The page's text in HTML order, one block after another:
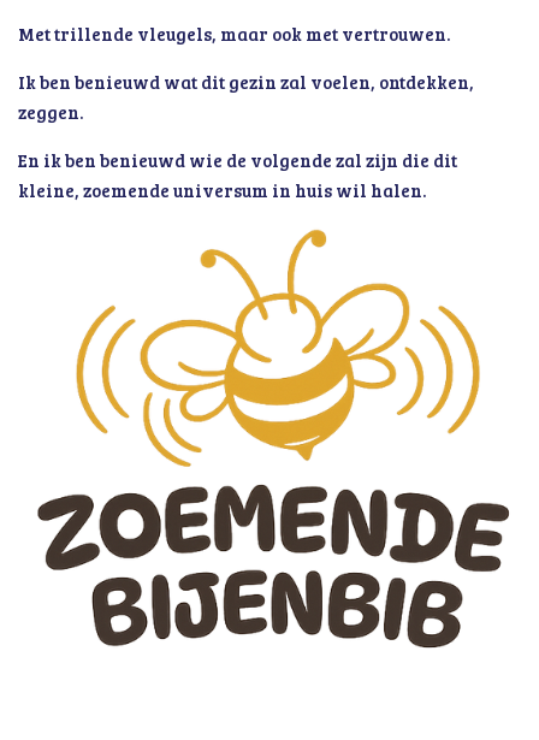
Met trillende vleugels, maar ook met vertrouwen.
Ik ben benieuwd wat dit gezin zal voelen, ontdekken,
zeggen.
En ik ben benieuwd wie de volgende zal zijn die dit
kleine, zoemende universum in huis wil halen.